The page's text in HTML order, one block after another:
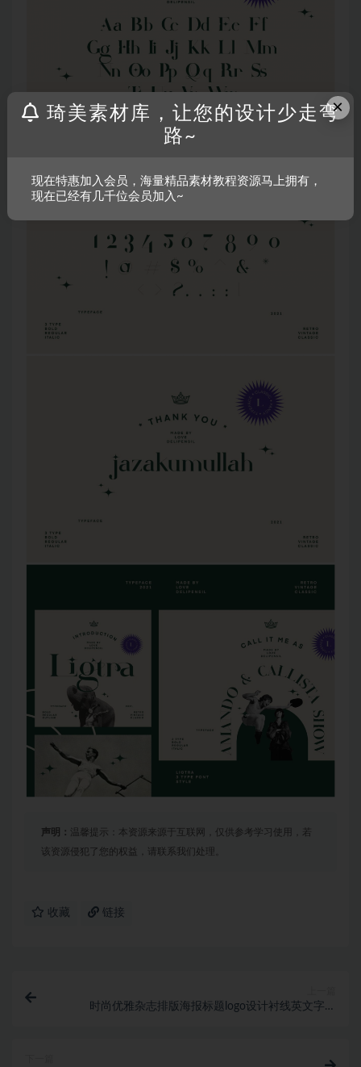
声明： 温馨提示：本资源来源于互联网，仅供参考学习使用，若
该资源侵犯了您的权益，请联系我们处理。
收藏 链接
时尚优雅杂志排版海报标题logo设计衬线英文字体
×
琦美素材库，让您的设计少走弯
路~
现在特惠加入会员，海量精品素材教程资源马上拥有，
现在已经有几千位会员加入~